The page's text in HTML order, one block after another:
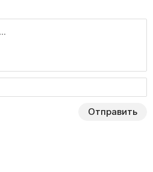
Отправить